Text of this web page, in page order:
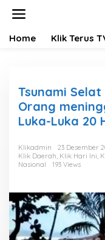
Home Klik Terus
Tsunami Selat
Orang
Luka-Luka 20
Klikadmin
23 Desember
Klik Daerah, Klik Hari Ini,
Nasional
193 Views